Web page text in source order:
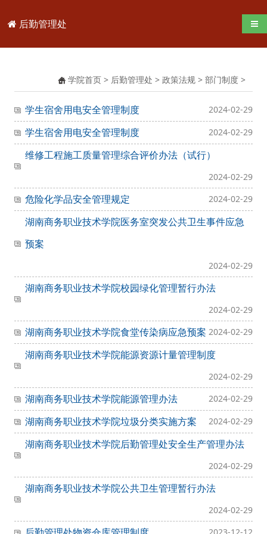
后勤管理处 导
学院首页 > 后勤管理处 > 政策法规 > 部门制度 >
学生宿舍用电安全管理制度 2024-02-29
学生宿舍用电安全管理制度 2024-02-29
维修工程施工质量管理综合评价办法（试行）
2024-02-29
危险化学品安全管理规定 2024-02-29
湖南商务职业技术学院医务室突发公共卫生事件应急
预案
2024-02-29
湖南商务职业技术学院校园绿化管理暂行办法
2024-02-29
湖南商务职业技术学院食堂传染病应急预案 2024-02-29
湖南商务职业技术学院能源资源计量管理制度
2024-02-29
湖南商务职业技术学院能源管理办法 2024-02-29
湖南商务职业技术学院垃圾分类实施方案 2024-02-29
湖南商务职业技术学院后勤管理处安全生产管理办法
2024-02-29
湖南商务职业技术学院公共卫生管理暂行办法
2024-02-29